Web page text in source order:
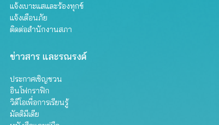
แจ้งเบาะแสและร้องทุกข์
แจ้งเตือนภัย
ติดต่อสำนักงานสภา
ข่าวสาร และรณรงค์
ประกาศเชิญชวน
อินโฟกราฟิก
วิดีโอเพื่อการเรียนรู้
มัลติมีเดีย